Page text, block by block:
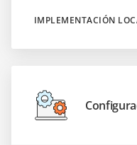
IMPLEMENTACIÓN